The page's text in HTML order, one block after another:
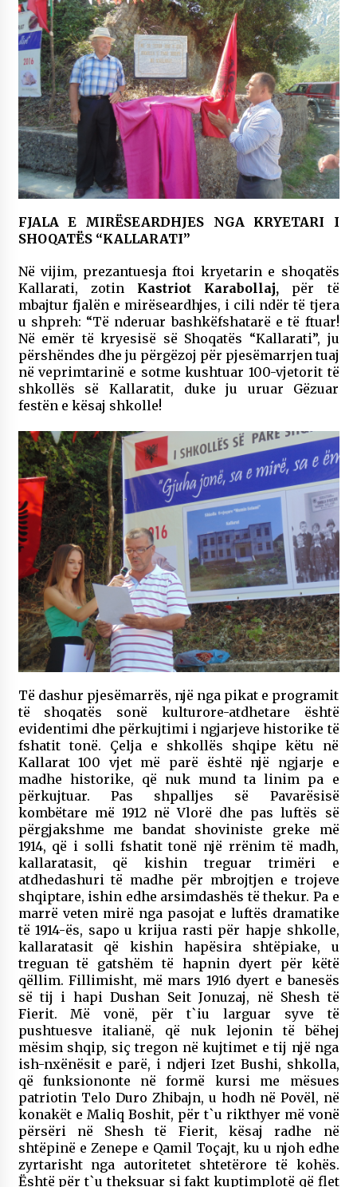
FJALA E MIRËSEARDHJES NGA KRYETARI I
SHOQATËS “KALLARATI”
Në vijim, prezantuesja ftoi kryetarin e shoqatës
Kallarati, zotin Kastriot Karabollaj, për të
mbajtur fjalën e mirëseardhjes, i cili ndër të tjera
u shpreh: “Të nderuar bashkëfshatarë e të ftuar!
Në emër të kryesisë së Shoqatës “Kallarati”, ju
përshëndes dhe ju përgëzoj për pjesëmarrjen tuaj
në veprimtarinë e sotme kushtuar 100-vjetorit të
shkollës së Kallaratit, duke ju uruar Gëzuar
festën e kësaj shkolle!
Të dashur pjesëmarrës, një nga pikat e programit
të shoqatës sonë kulturore-atdhetare është
evidentimi dhe përkujtimi i ngjarjeve historike të
fshatit tonë. Çelja e shkollës shqipe këtu në
Kallarat 100 vjet më parë është një ngjarje e
madhe historike, që nuk mund ta linim pa e
përkujtuar. Pas shpalljes së Pavarësisë
kombëtare më 1912 në Vlorë dhe pas luftës së
përgjakshme me bandat shoviniste greke më
1914, që i solli fshatit tonë një rrënim të madh,
kallaratasit, që kishin treguar trimëri e
atdhedashuri të madhe për mbrojtjen e trojeve
shqiptare, ishin edhe arsimdashës të thekur. Pa e
marrë veten mirë nga pasojat e luftës dramatike
të 1914-ës, sapo u krijua rasti për hapje shkolle,
kallaratasit që kishin hapësira shtëpiake, u
treguan të gatshëm të hapnin dyert për këtë
qëllim. Fillimisht, më mars 1916 dyert e banesës
së tij i hapi Dushan Seit Jonuzaj, në Shesh të
Fierit. Më vonë, për t`iu larguar syve të
pushtuesve italianë, që nuk lejonin të bëhej
mësim shqip, siç tregon në kujtimet e tij një nga
ish-nxënësit e parë, i ndjeri Izet Bushi, shkolla,
që funksiononte në formë kursi me mësues
patriotin Telo Duro Zhibajn, u hodh në Povël, në
konakët e Maliq Boshit, për t`u rikthyer më vonë
përsëri në Shesh të Fierit, kësaj radhe në
shtëpinë e Zenepe e Qamil Toçajt, ku u njoh edhe
zyrtarisht nga autoritetet shtetërore të kohës.
Është për t`u theksuar si fakt kuptimplotë që flet